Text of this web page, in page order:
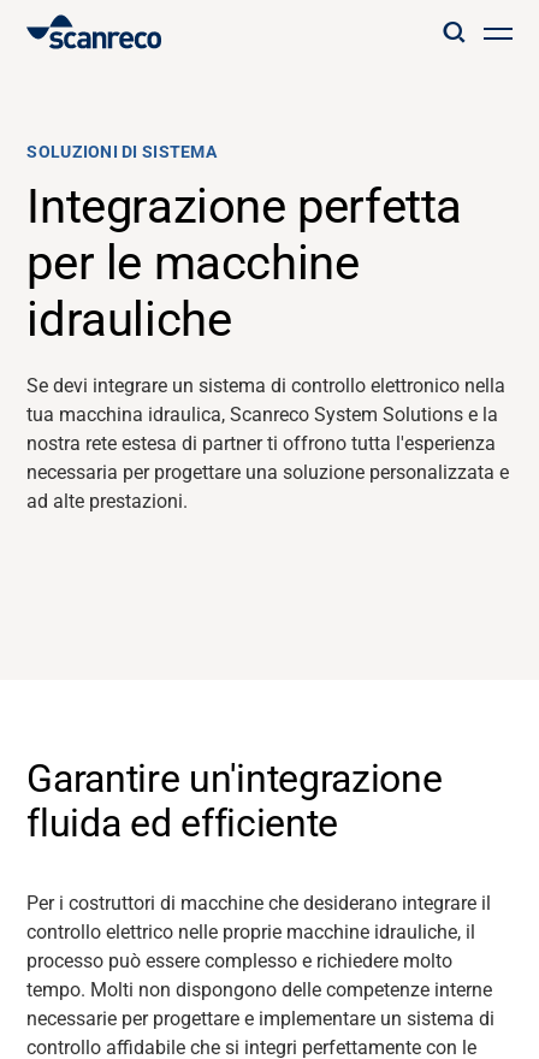
Produttività e sicurezza dell'operatore
Settori
Hub della conoscenza
SOLUZIONI DI SISTEMA
Integrazione perfetta
per le macchine
idrauliche
Se devi integrare un sistema di controllo elettronico nella
tua macchina idraulica,Scanreco System Solutions e la
nostra rete estesa di partner ti offrono tutta l'esperienza
necessaria per progettare una soluzione personalizzata e
ad alte prestazioni.
Garantire un'integrazione
fluida ed efficiente
Per i costruttori di macchine che desiderano integrare il
controllo elettrico nelle proprie macchine idrauliche, il
processo può essere complesso e richiedere molto
tempo. Molti non dispongono delle competenze interne
necessarie per progettare e implementare un sistema di
controllo affidabile che si integri perfettamente con le